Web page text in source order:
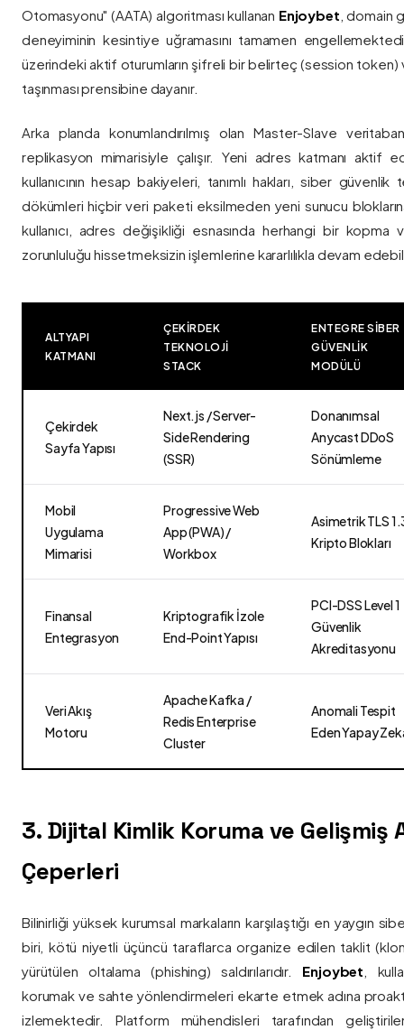
Otomasyonu" (AATA) algoritması kullanan Enjoybet , domain
deneyiminin kesintiye uğramasını tamamen
üzerindeki aktif oturumların şifreli bir belirteç (session token)
taşınması prensibine dayanır.
Arka planda konumlandırılmış olan Master-Slave
replikasyon mimarisiyle çalışır. Yeni adres katmanı aktif
kullanıcının hesap bakiyeleri, tanımlı hakları, siber
dökümleri hiçbir veri paketi eksilmeden yeni sunucu
kullanıcı, adres değişikliği esnasında herhangi bir
zorunluluğu hissetmeksizin işlemlerine kararlılıkla devam
ALTYAPI
KATMANI
ÇEKIRDEK
TEKNOLOJI
STACK
ENTEGRE SIBER
GÜVENLIK
MODÜLÜ
Çekirdek
Sayfa Yapısı
Next.js / Server-
Side Rendering
(SSR)
Donanımsal
Anycast DDoS
Sönümleme
Mobil
Uygulama
Mimarisi
Progressive Web
App (PWA) /
Workbox
Asimetrik TLS
Kripto Blokları
Finansal
Entegrasyon
Kriptografik İzole
End-Point Yapısı
PCI-DSS Level 1
Güvenlik
Akreditasyonu
Veri Akış
Motoru
Apache Kafka /
Redis Enterprise
Cluster
Anomali Tespit
Eden Yapay
3. Dijital Kimlik Koruma ve Gelişmiş
Çeperleri
Bilinirliği yüksek kurumsal markaların karşılaştığı en yaygın
biri, kötü niyetli üçüncü taraflarca organize edilen taklit
yürütülen oltalama (phishing) saldırılarıdır. Enjoybet ,
korumak ve sahte yönlendirmeleri ekarte etmek adına
izlemektedir. Platform mühendisleri tarafından